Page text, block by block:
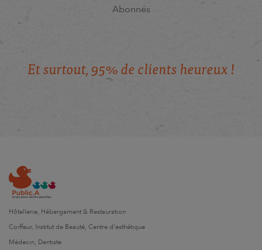
Abonnés
Et surtout, 95% de clients heureux !
Hôtellerie, Hébergement & Restauration
Coiffeur, Institut de Beauté, Centre d'esthétique
Médecin, Dentiste